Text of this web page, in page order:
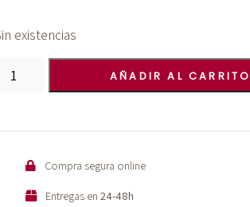
existencias
Mantón
mano
AÑADIR AL CARRITO
Compra segura online
Entregas en24-48h